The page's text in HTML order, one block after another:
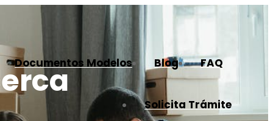
Documentos Modelos Blog FAQ
Solicita Trámite